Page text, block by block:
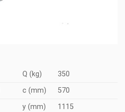
Q (kg)
350
c (mm)
570
y (mm)
1115